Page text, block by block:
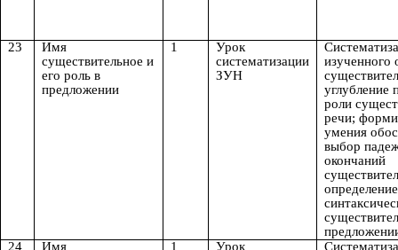
23
Имя
существительное и
его роль в
предложении
1
Урок
систематизации
ЗУН
изученного
углубление
роли
речи;
умения
выбор
окончаний
определение
24
Имя
1
Урок